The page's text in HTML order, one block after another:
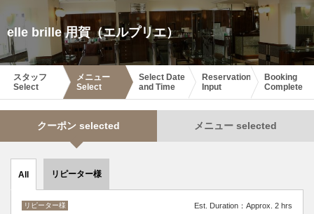
elle brille 用賀（エルプリエ）
スタッフ
Select
メニュー
Select
Select Date
and Time
Reservation
Input
Booking
Complete
クーポン selected メニュー selected
All リピーター様
リピーター様 Est. Duration：Approx. 2 hrs